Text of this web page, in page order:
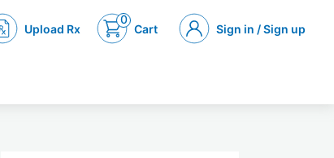
Upload Rx
0
Cart Sign in / Sign up